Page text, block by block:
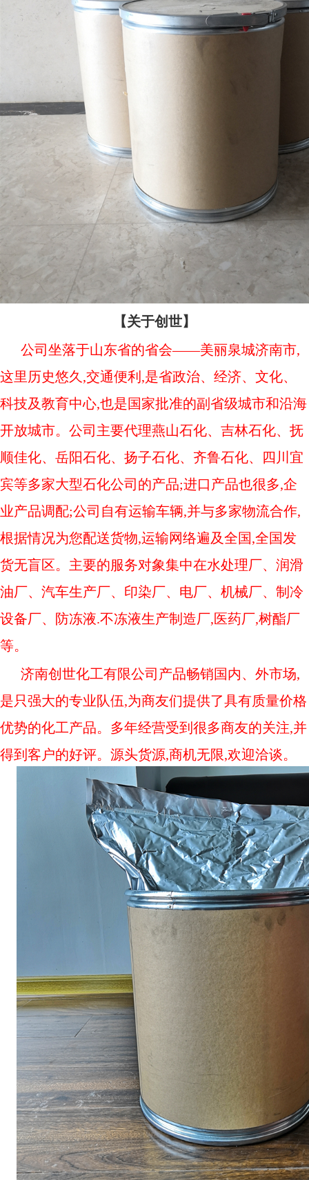
【关于创世】
公司坐落于山东省的省会——美丽泉城济南市,
这里历史悠久,交通便利,是省政治、经济、文化、
科技及教育中心,也是国家批准的副省级城市和沿海
开放城市。公司主要代理燕山石化、吉林石化、抚
顺佳化、岳阳石化、扬子石化、齐鲁石化、四川宜
宾等多家大型石化公司的产品;进口产品也很多,企
业产品调配;公司自有运输车辆,并与多家物流合作,
根据情况为您配送货物,运输网络遍及全国,全国发
货无盲区。主要的服务对象集中在水处理厂、润滑
油厂、汽车生产厂、印染厂、电厂、机械厂、制冷
设备厂、防冻液.不冻液生产制造厂,医药厂,树酯厂
等。
济南创世化工有限公司产品畅销国内、外市场,
是只强大的专业队伍,为商友们提供了具有质量价格
优势的化工产品。多年经营受到很多商友的关注,并
得到客户的好评。源头货源,商机无限,欢迎洽谈。